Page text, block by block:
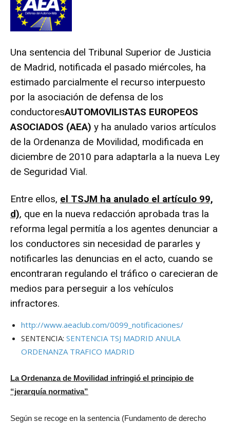
Una sentencia del Tribunal Superior de Justicia
de Madrid, notificada el pasado miércoles, ha
estimado parcialmente el recurso interpuesto
por la asociación de defensa de los
conductoresAUTOMOVILISTAS EUROPEOS
ASOCIADOS (AEA) y ha anulado varios artículos
de la Ordenanza de Movilidad, modificada en
diciembre de 2010 para adaptarla a la nueva Ley
de Seguridad Vial.
Entre ellos, el TSJM ha anulado el artículo 99,
d), que en la nueva redacción aprobada tras la
reforma legal permitía a los agentes denunciar a
los conductores sin necesidad de pararles y
notificarles las denuncias en el acto, cuando se
encontraran regulando el tráfico o carecieran de
medios para perseguir a los vehículos
infractores.
http://www.aeaclub.com/0099_notificaciones/
SENTENCIA: SENTENCIA TSJ MADRID ANULA
ORDENANZA TRAFICO MADRID
La Ordenanza de Movilidad infringió el principio de
“jerarquía normativa”
Según se recoge en la sentencia (Fundamento de derecho